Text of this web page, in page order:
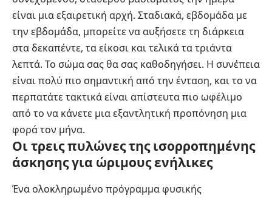
είναι μια εξαιρετική αρχή. Σταδιακά, εβδομάδα με
την εβδομάδα, μπορείτε να αυξήσετε τη διάρκεια
στα δεκαπέντε, τα είκοσι και τελικά τα τριάντα
λεπτά. Το σώμα σας θα σας καθοδηγήσει. Η συνέπεια
είναι πολύ πιο σημαντική από την ένταση, και το να
περπατάτε τακτικά είναι απίστευτα πιο ωφέλιμο
από το να κάνετε μια εξαντλητική προπόνηση μια
φορά τον μήνα.
Οι τρεις πυλώνες της ισορροπημένης
άσκησης για ώριμους ενήλικες
Ένα ολοκληρωμένο πρόγραμμα φυσικής